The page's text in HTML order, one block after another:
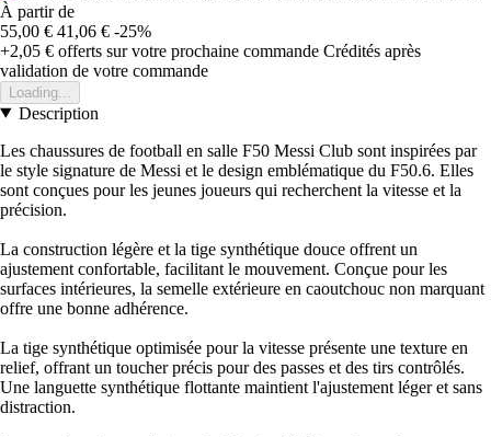
À partir de
55,00 € 41,06 € -25%
+2,05 € offerts sur votre prochaine commande Crédités après
validation de votre commande
Loading...
Description
Les chaussures de football en salle F50 Messi Club sont inspirées par
le style signature de Messi et le design emblématique du F50.6. Elles
sont conçues pour les jeunes joueurs qui recherchent la vitesse et la
précision.
La construction légère et la tige synthétique douce offrent un
ajustement confortable, facilitant le mouvement. Conçue pour les
surfaces intérieures, la semelle extérieure en caoutchouc non marquant
offre une bonne adhérence.
La tige synthétique optimisée pour la vitesse présente une texture en
relief, offrant un toucher précis pour des passes et des tirs contrôlés.
Une languette synthétique flottante maintient l'ajustement léger et sans
distraction.